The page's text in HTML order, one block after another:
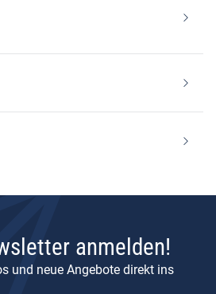
anmelden!
und neue Angebote direkt ins